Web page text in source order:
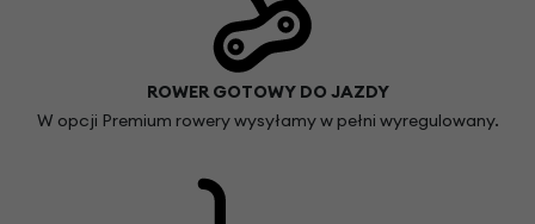
ROWER GOTOWY DO JAZDY
W opcji Premium rowery wysyłamy w pełni wyregulowany.